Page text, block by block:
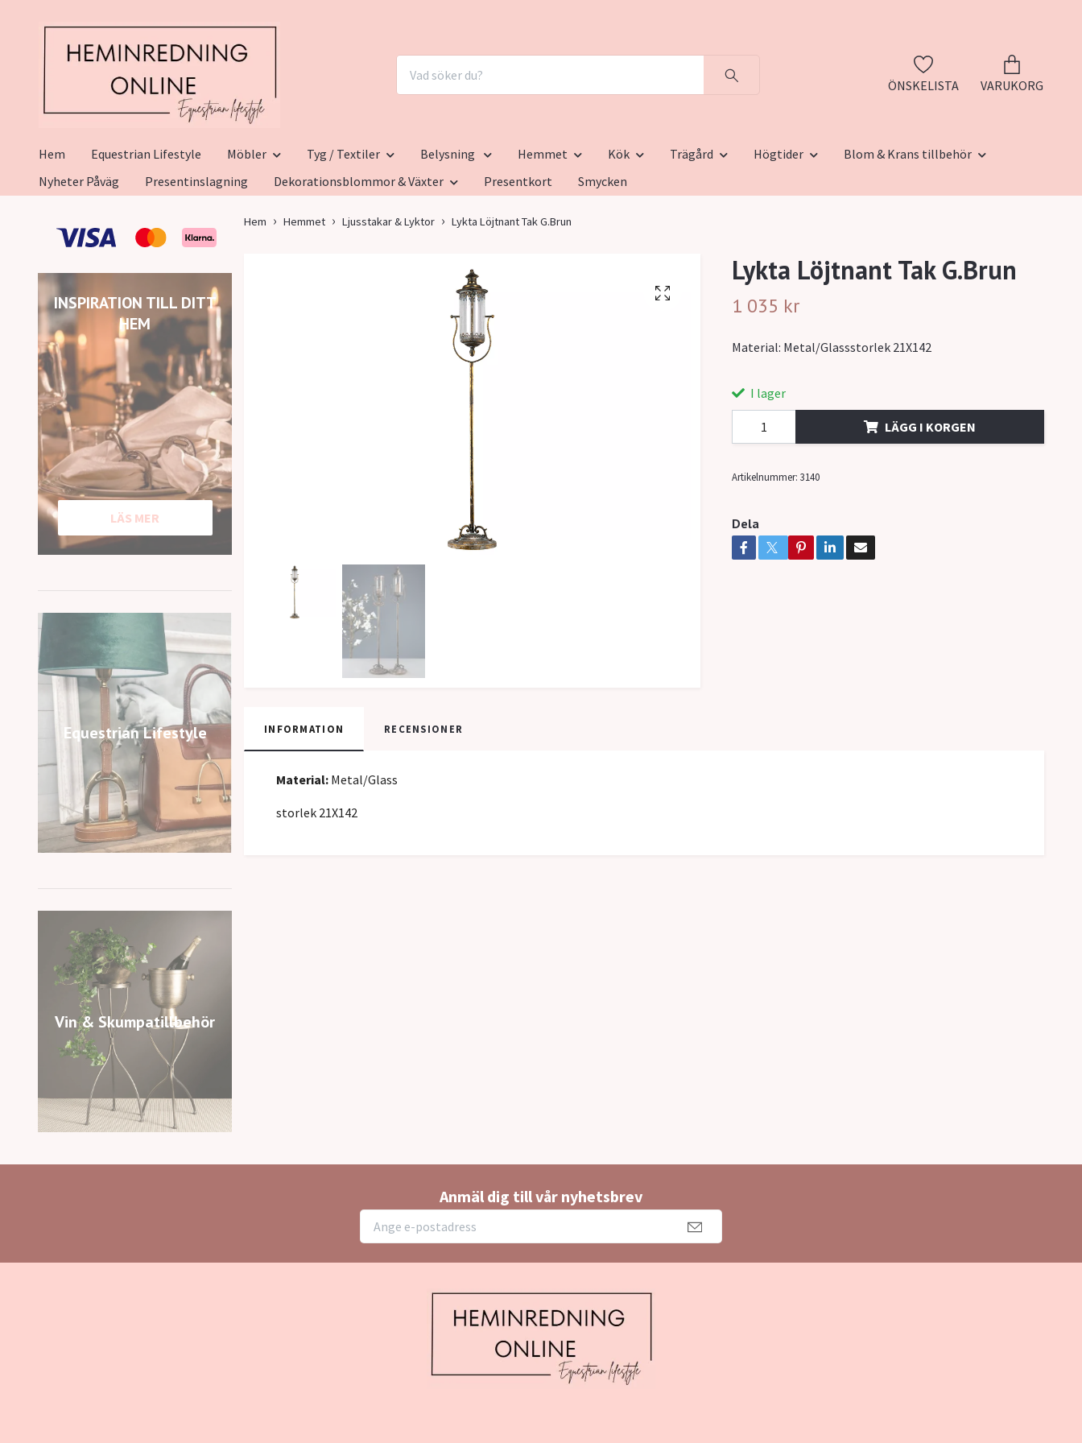
ÖNSKELISTA VARUKORG
Hem Equestrian Lifestyle Möbler Tyg / Textiler Belysning Hemmet Kök Trägård Högtider
Blom & Krans tillbehör
Nyheter Påväg
Presentinslagning Dekorationsblommor & Växter Presentkort Smycken
INSPIRATION TILL DITT
HEM
LÄS MER
Equestrian Lifestyle
Vin & Skumpatillbehör
Hem Hemmet Ljusstakar & Lyktor Lykta Löjtnant Tak G.Brun
Lykta Löjtnant Tak G.Brun
1 035 kr
Material: Metal/Glassstorlek 21X142
I lager
LÄGG I KORGEN
Artikelnummer: 3140
Dela
INFORMATION RECENSIONER
Material: Metal/Glass
storlek 21X142
Anmäl dig till vår nyhetsbrev